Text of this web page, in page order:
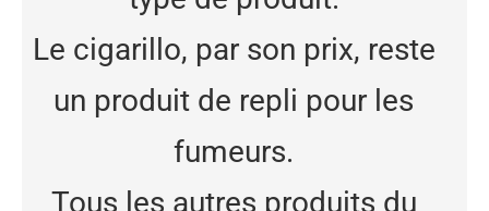
Le cigarillo, par son prix, reste
un produit de repli pour les
fumeurs.
Tous les autres produits du